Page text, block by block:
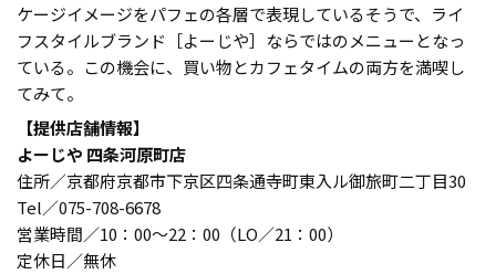
ケージイメージをパフェの各層で表現しているそうで、ライ
フスタイルブランド［よーじや］ならではのメニューとなっ
ている。この機会に、買い物とカフェタイムの両方を満喫し
てみて。
【提供店舗情報】
よーじや 四条河原町店
住所／京都府京都市下京区四条通寺町東入ル御旅町二丁目30
Tel／075-708-6678
営業時間／10：00〜22：00（LO／21：00）
定休日／無休